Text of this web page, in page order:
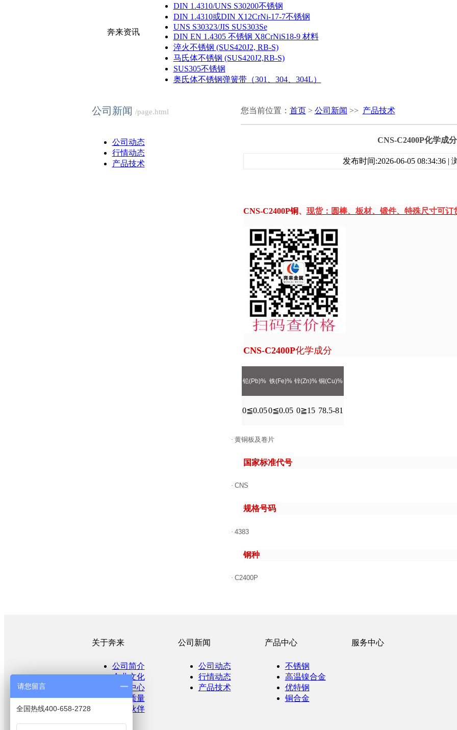
奔来资讯
DIN 1.4310/UNS S30200不锈钢
DIN 1.4310或DIN X12CrNi-17-7不锈钢
UNS S30323/JIS SUS303Se
DIN EN 1.4305 不锈钢 X8CrNiS18-9 材料
淬火不锈钢 (SUS420J2, RB-S)
马氏体不锈钢 (SUS420J2,RB-S)
SUS305不锈钢
奥氏体不锈钢弹簧带（301、304、304L）
公司新闻 /page.html
公司动态
行情动态
产品技术
您当前位置： 首页> 公司新闻 >> 产品技术
CNS-C2400P化学成分
发布时间:2026-06-05 08:34:36 |
CNS-C2400P铜、 现货：圆棒、板材、锻件、特殊尺寸可订
CNS-C2400P化学成分
铅(Pb)% 铁(Fe)% 锌(Zn)% 铜(Cu)%
0≦0.050≦0.05 0≧15 78.5-81
· 黄铜板及卷片
国家标准代号
· CNS
规格号码
· 4383
钢种
· C2400P
关于奔来
公司简介
企业文化
产品中心
产品质量
合作伙伴
公司新闻
公司动态
行情动态
产品技术
产品中心
不锈钢
高温镍合金
优特钢
铜合金
服务中心
请您留言
全国热线400-658-2728